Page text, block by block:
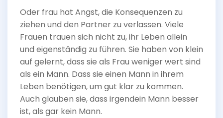
Oder frau hat Angst, die Konsequenzen zu
ziehen und den Partner zu verlassen. Viele
Frauen trauen sich nicht zu, ihr Leben allein
und eigenständig zu führen. Sie haben von klein
auf gelernt, dass sie als Frau weniger wert sind
als ein Mann. Dass sie einen Mann in ihrem
Leben benötigen, um gut klar zu kommen.
Auch glauben sie, dass irgendein Mann besser
ist, als gar kein Mann.